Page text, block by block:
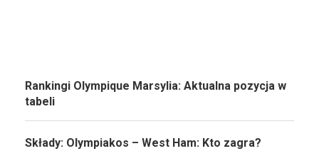
Rankingi Olympique Marsylia: Aktualna pozycja w
tabeli
Składy: Olympiakos – West Ham: Kto zagra?